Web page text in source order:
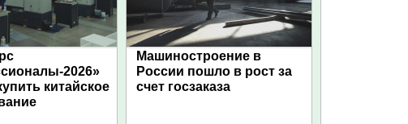
2026»
китайское
Машиностроение в
России пошло в рост за
счет госзаказа